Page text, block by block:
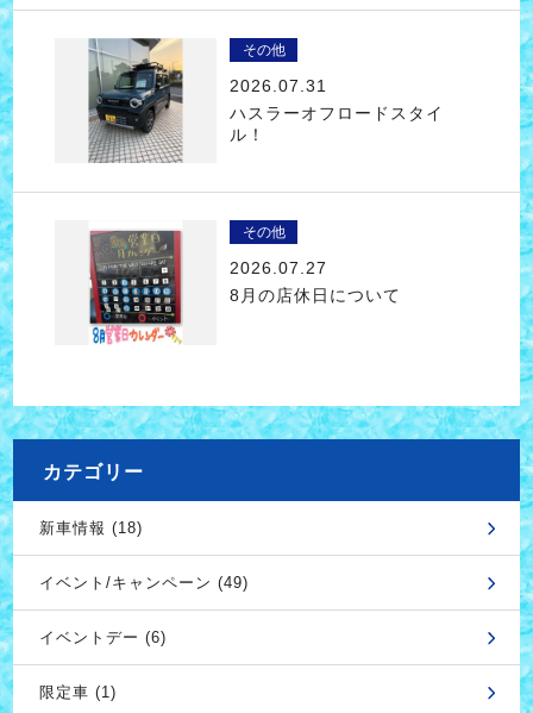
その他
2026.07.31
ハスラーオフロードスタイ
ル！
その他
2026.07.27
8月の店休日について
カテゴリー
新車情報 (18)
イベント/キャンペーン (49)
イベントデー (6)
限定車 (1)